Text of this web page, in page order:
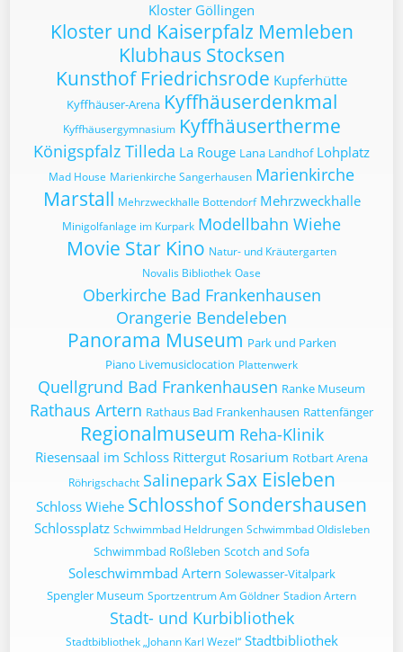
Kloster Göllingen
Kloster und Kaiserpfalz Memleben
Klubhaus Stocksen
Kunsthof Friedrichsrode Kupferhütte
Kyffhäuser-Arena Kyffhäuserdenkmal
Kyffhäusergymnasium Kyffhäusertherme
Königspfalz Tilleda La Rouge Lana Landhof Lohplatz
Mad House Marienkirche Sangerhausen Marienkirche
Marstall Mehrzweckhalle Bottendorf Mehrzweckhalle
Minigolfanlage im Kurpark Modellbahn Wiehe
Movie Star Kino Natur- und Kräutergarten
Novalis Bibliothek Oase
Oberkirche Bad Frankenhausen
Orangerie Bendeleben
Panorama Museum Park und Parken
Piano Livemusiclocation Plattenwerk
Quellgrund Bad Frankenhausen Ranke Museum
Rathaus Artern Rathaus Bad Frankenhausen Rattenfänger
Regionalmuseum Reha-Klinik
Riesensaal im Schloss Rittergut Rosarium Rotbart Arena
Röhrigschacht Salinepark Sax Eisleben
Schloss Wiehe Schlosshof Sondershausen
Schlossplatz Schwimmbad Heldrungen Schwimmbad Oldisleben
Schwimmbad Roßleben Scotch and Sofa
Soleschwimmbad Artern Solewasser-Vitalpark
Spengler Museum Sportzentrum Am Göldner Stadion Artern
Stadt- und Kurbibliothek
Stadtbibliothek „Johann Karl Wezel“ Stadtbibliothek